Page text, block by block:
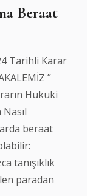
Beraat
Tarihli Karar
”
Hukuki
beraat
tanışıklık
paradan